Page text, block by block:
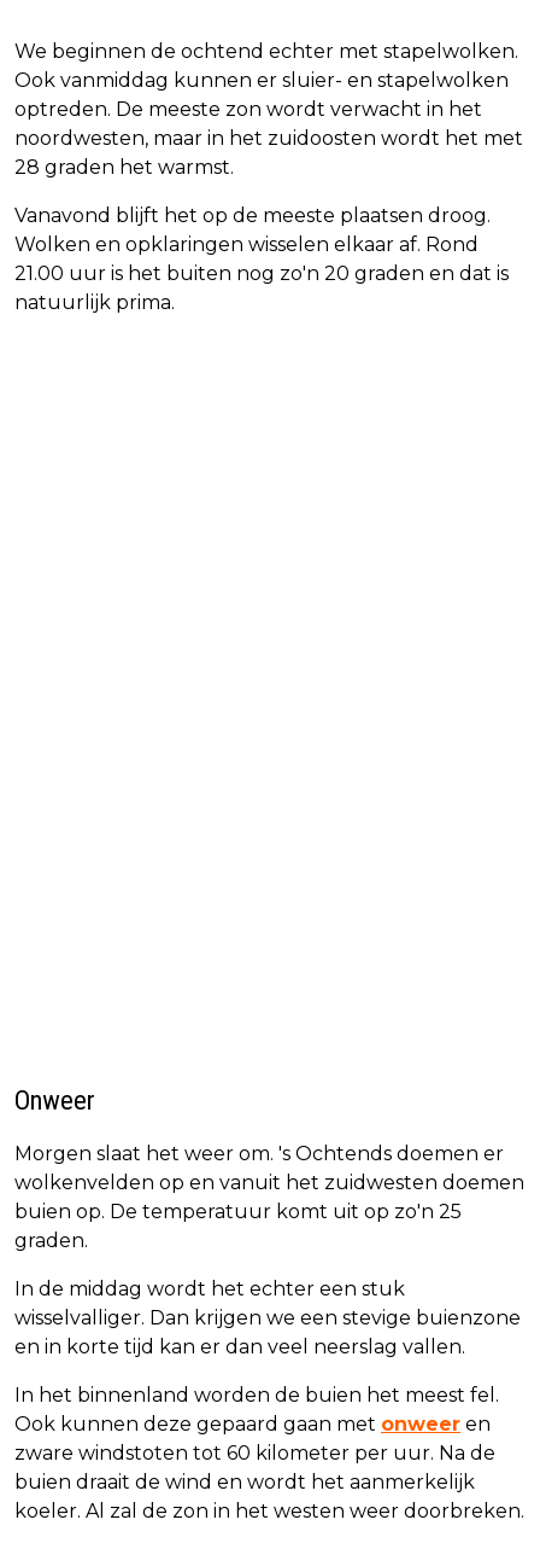
We beginnen de ochtend echter met stapelwolken.
Ook vanmiddag kunnen er sluier- en stapelwolken
optreden. De meeste zon wordt verwacht in het
noordwesten, maar in het zuidoosten wordt het met
28 graden het warmst.
Vanavond blijft het op de meeste plaatsen droog.
Wolken en opklaringen wisselen elkaar af. Rond
21.00 uur is het buiten nog zo'n 20 graden en dat is
natuurlijk prima.
Onweer
Morgen slaat het weer om. 's Ochtends doemen er
wolkenvelden op en vanuit het zuidwesten doemen
buien op. De temperatuur komt uit op zo'n 25
graden.
In de middag wordt het echter een stuk
wisselvalliger. Dan krijgen we een stevige buienzone
en in korte tijd kan er dan veel neerslag vallen.
In het binnenland worden de buien het meest fel.
Ook kunnen deze gepaard gaan met onweer en
zware windstoten tot 60 kilometer per uur. Na de
buien draait de wind en wordt het aanmerkelijk
koeler. Al zal de zon in het westen weer doorbreken.